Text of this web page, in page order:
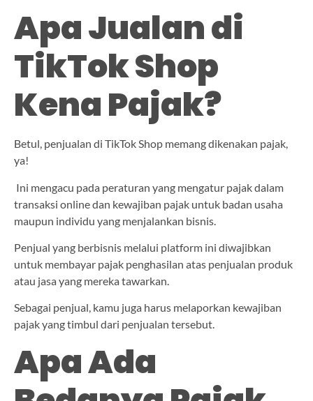
Apa Jualan di
TikTok Shop
Kena Pajak?
Betul, penjualan di TikTok Shop memang dikenakan pajak,
ya!
Ini mengacu pada peraturan yang mengatur pajak dalam
transaksi online dan kewajiban pajak untuk badan usaha
maupun individu yang menjalankan bisnis.
Penjual yang berbisnis melalui platform ini diwajibkan
untuk membayar pajak penghasilan atas penjualan produk
atau jasa yang mereka tawarkan.
Sebagai penjual, kamu juga harus melaporkan kewajiban
pajak yang timbul dari penjualan tersebut.
Apa Ada